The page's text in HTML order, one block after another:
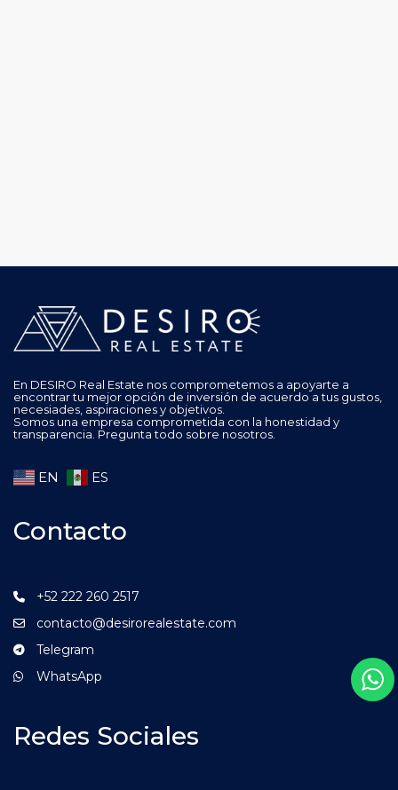
En DESIRO Real Estate nos comprometemos a apoyarte a
encontrar tu mejor opción de inversión de acuerdo a tus gustos,
necesiades, aspiraciones y objetivos.
Somos una empresa comprometida con la honestidad y
transparencia. Pregunta todo sobre nosotros.
EN ES
Contacto
+52 222 260 2517
contacto@desirorealestate.com
Telegram
WhatsApp
Redes Sociales